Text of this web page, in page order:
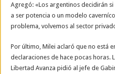
Agregó: «Los argentinos decidirán
a ser potencia o un modelo
problema, volvemos al sector
Por último, Milei aclaró que no está
declaraciones de hace pocas horas.
Libertad Avanza pidió al jefe de